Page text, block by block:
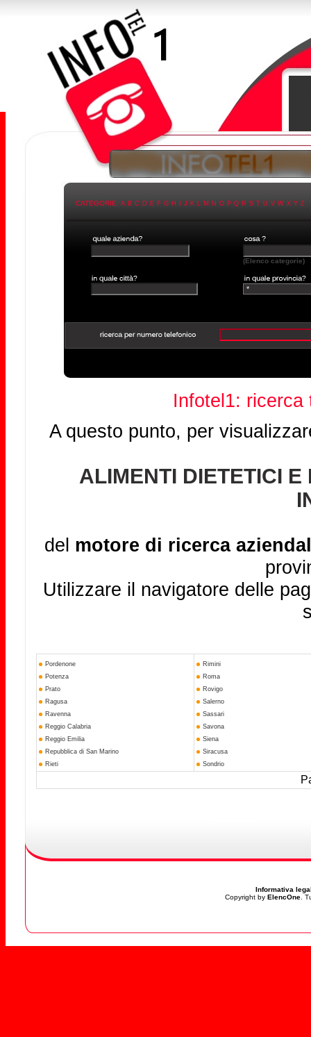
CATEGORIE: A B C D E F G H J K L M N O P Q R S T U V W X Y Z
(Elenco categorie)
Infotel1: ricerca
A questo punto, per
ALIMENTI DIETETICI
del motore di ricerca
Utilizzare il navigatore delle
Pordenone
Potenza
Prato
Ragusa
Ravenna
Reggio Calabria
Reggio Emilia
Repubblica di San Marino
Rieti
Rimini
Roma
Rovigo
Salerno
Sassari
Savona
Siena
Siracusa
Sondrio
Informativa
Copyright by ElencOne.